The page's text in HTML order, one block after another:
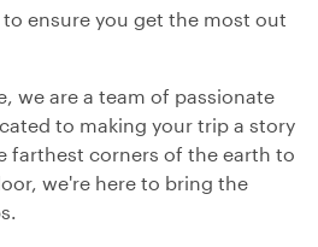
to ensure you get the most out
we are a team of passionate
to making your trip a story
farthest corners of the earth to
we're here to bring the